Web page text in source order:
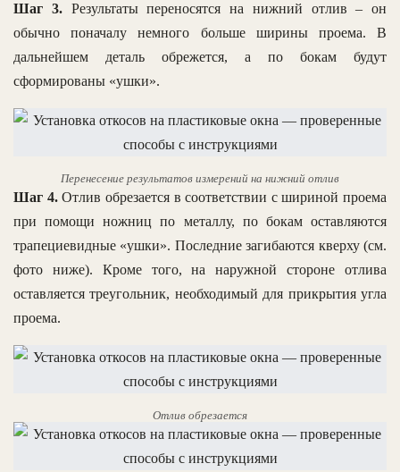
Шаг 3.Результаты переносятся на нижний отлив – он
обычно поначалу немного больше ширины проема. В
дальнейшем деталь обрежется, а по бокам будут
сформированы «ушки».
Перенесение результатов измерений на нижний отлив
Шаг 4.Отлив обрезается в соответствии с шириной проема
при помощи ножниц по металлу, по бокам оставляются
трапециевидные «ушки». Последние загибаются кверху (см.
фото ниже). Кроме того, на наружной стороне отлива
оставляется треугольник, необходимый для прикрытия угла
проема.
Отлив обрезается